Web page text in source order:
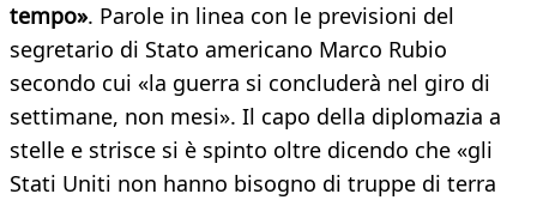
tempo». Parole in linea con le previsioni del
segretario di Stato americano Marco Rubio
secondo cui «la guerra si concluderà nel giro di
settimane, non mesi». Il capo della diplomazia a
stelle e strisce si è spinto oltre dicendo che «gli
Stati Uniti non hanno bisogno di truppe di terra